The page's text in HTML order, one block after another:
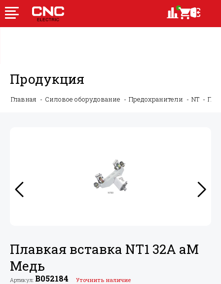
Продукция
Главная Силовое оборудование Предохранители NT
Плавкая вставка NT1 32A aM
Медь
Артикул: B052184 Уточнить наличие